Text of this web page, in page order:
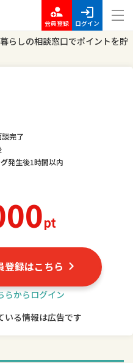
会員登録 ログイン
らしの相談窓口でポイントを貯
pt
完了
発生後1時間以内
登録はこちら
らからログイン
る情報は広告です